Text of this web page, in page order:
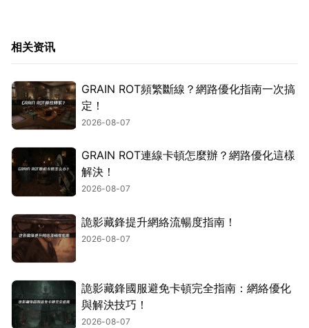
相关资讯
GRAIN ROT頻繁斷線？網路優化指南一次搞
定！
2026-08-07
GRAIN ROT連線卡頓怎麼辦？網路優化這樣
解決！
2026-08-07
詭影藏鋒提升網絡流暢度指南！
2026-08-07
詭影藏鋒國服避免卡頓完全指南：網絡優化
與解決技巧！
2026-08-07